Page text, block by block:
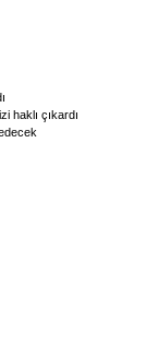
haklı çıkardı